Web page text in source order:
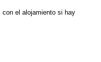
con el alojamiento si hay